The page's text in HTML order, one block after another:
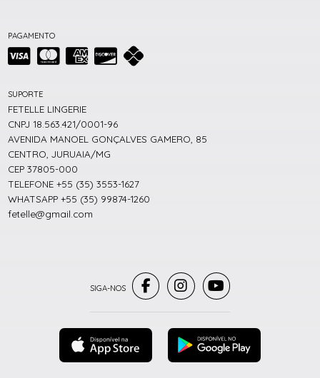
PAGAMENTO
SUPORTE
FETELLE LINGERIE
CNPJ 18.563.421/0001-96
AVENIDA MANOEL GONÇALVES GAMERO, 85
CENTRO, JURUAIA/MG
CEP 37805-000
TELEFONE +55 (35) 3553-1627
WHATSAPP +55 (35) 99874-1260
fetelle@gmail.com